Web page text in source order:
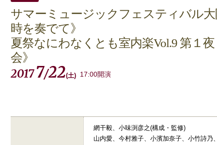
サマーミュージックフェスティバル大
時を奏でて》
夏祭なにわなくとも室内楽Vol.9 第１
会》
2017 7/22(土) 17:00開演
網干毅、小味渕彦之(構成・監修)
山内愛、今村雅子、小濱加奈子、小竹詩乃